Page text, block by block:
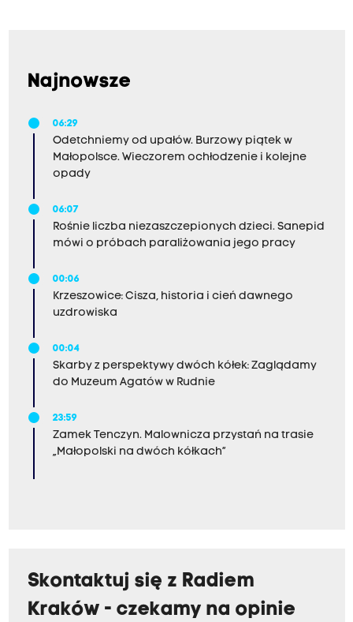
Najnowsze
06:29
Odetchniemy od upałów. Burzowy piątek w
Małopolsce. Wieczorem ochłodzenie i kolejne
opady
06:07
Rośnie liczba niezaszczepionych dzieci. Sanepid
mówi o próbach paraliżowania jego pracy
00:06
Krzeszowice: Cisza, historia i cień dawnego
uzdrowiska
00:04
Skarby z perspektywy dwóch kółek: Zaglądamy
do Muzeum Agatów w Rudnie
23:59
Zamek Tenczyn. Malownicza przystań na trasie
„Małopolski na dwóch kółkach”
Skontaktuj się z Radiem
Kraków - czekamy na opinie